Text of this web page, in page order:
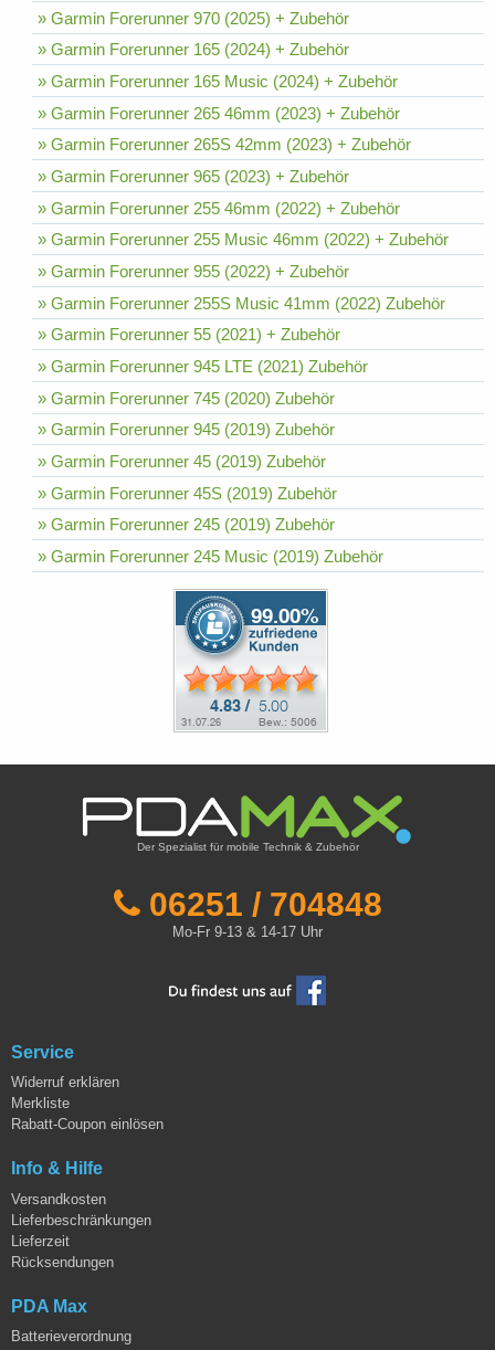
» Garmin Forerunner 970 (2025) + Zubehör
» Garmin Forerunner 165 (2024) + Zubehör
» Garmin Forerunner 165 Music (2024) + Zubehör
» Garmin Forerunner 265 46mm (2023) + Zubehör
» Garmin Forerunner 265S 42mm (2023) + Zubehör
» Garmin Forerunner 965 (2023) + Zubehör
» Garmin Forerunner 255 46mm (2022) + Zubehör
» Garmin Forerunner 255 Music 46mm (2022) + Zubehör
» Garmin Forerunner 955 (2022) + Zubehör
» Garmin Forerunner 255S Music 41mm (2022) Zubehör
» Garmin Forerunner 55 (2021) + Zubehör
» Garmin Forerunner 945 LTE (2021) Zubehör
» Garmin Forerunner 745 (2020) Zubehör
» Garmin Forerunner 945 (2019) Zubehör
» Garmin Forerunner 45 (2019) Zubehör
» Garmin Forerunner 45S (2019) Zubehör
» Garmin Forerunner 245 (2019) Zubehör
» Garmin Forerunner 245 Music (2019) Zubehör
Der Spezialist für mobile Technik & Zubehör
06251 / 704848
Mo-Fr 9-13 & 14-17 Uhr
Service
Widerruf erklären
Merkliste
Rabatt-Coupon einlösen
Info & Hilfe
Versandkosten
Lieferbeschränkungen
Lieferzeit
Rücksendungen
PDA Max
Batterieverordnung